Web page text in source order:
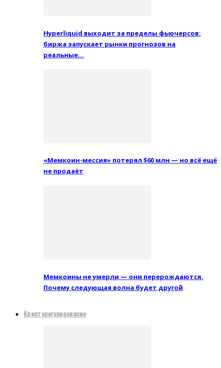
Hyperliquid выходит за пределы фьючерсов:
биржа запускает рынки прогнозов на
реальные…
«Мемкоин-мессия» потерял $60 млн — но всё ещё
не продаёт
Мемкоины не умерли — они перерождаются.
Почему следующая волна будет другой
Крипторегулирование